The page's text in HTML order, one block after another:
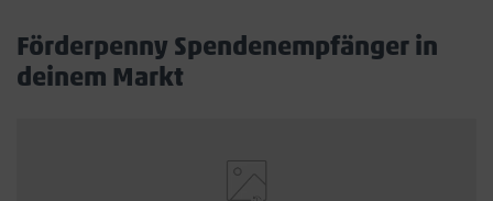
Förderpenny Spendenempfänger in
deinem Markt